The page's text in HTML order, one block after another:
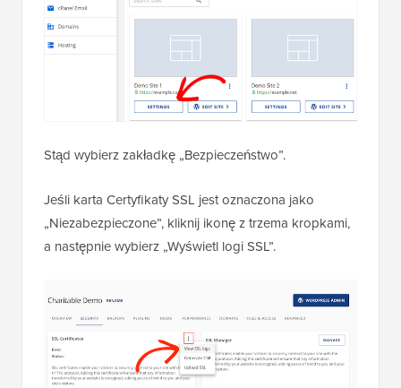
Stąd wybierz zakładkę „Bezpieczeństwo”.
Jeśli karta Certyfikaty SSL jest oznaczona jako
„Niezabezpieczone”, kliknij ikonę z trzema kropkami,
a następnie wybierz „Wyświetl logi SSL”.